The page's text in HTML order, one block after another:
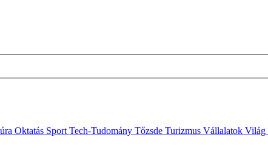
Oktatás Sport Tech-Tudomány Tőzsde Turizmus Vállalatok Világ